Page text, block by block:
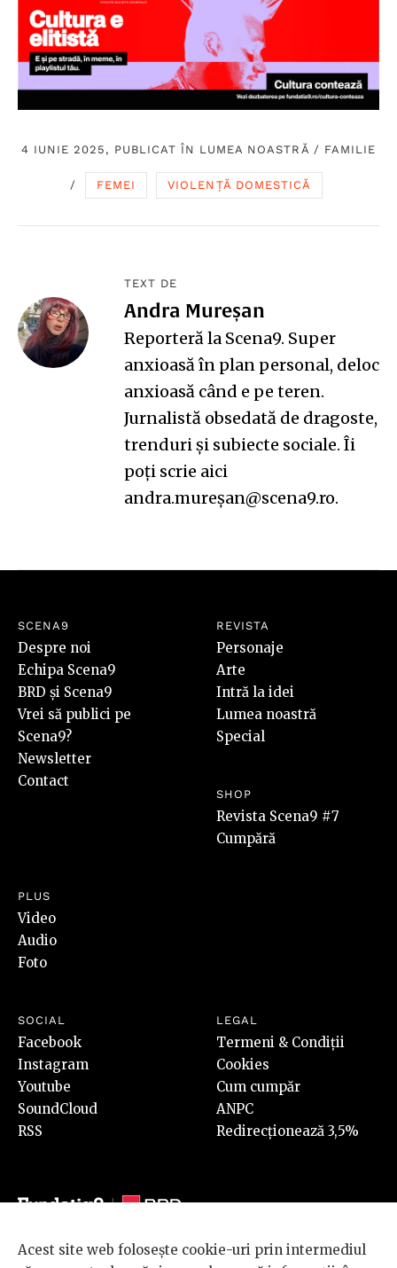
4 IUNIE 2025, PUBLICAT ÎN LUMEA NOASTRĂ / FAMILIE
/ FEMEI VIOLENȚĂ DOMESTICĂ
TEXT DE
Andra Mureșan
Reporteră la Scena9. Super
anxioasă în plan personal, deloc
anxioasă când e pe teren.
Jurnalistă obsedată de dragoste,
trenduri și subiecte sociale. Îi
poți scrie aici
andra.mureșan@scena9.ro.
SCENA9
Despre noi
Echipa Scena9
BRD și Scena9
Vrei să publici pe
Scena9?
Newsletter
Contact
REVISTA
Personaje
Arte
Intră la idei
Lumea noastră
Special
SHOP
Revista Scena9 #7
Cumpără
PLUS
Video
Audio
Foto
SOCIAL
Facebook
Instagram
Youtube
SoundCloud
RSS
LEGAL
Termeni & Condiții
Cookies
Cum cumpăr
ANPC
Redirecționează 3,5%
© 2026 BRD Groupe Société Générale, toate drepturile rezervate.
Acest site web folosește cookie-uri prin intermediul